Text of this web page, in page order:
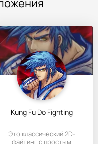
Kung Fu Do Fighting
Это классический 2D-
файтинг с простым